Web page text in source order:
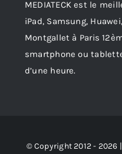
MEDIATECK est le
iPad, Samsung,
Montgallet à Paris
smartphone ou
d’une heure.
© Copyright 2012 - 2026